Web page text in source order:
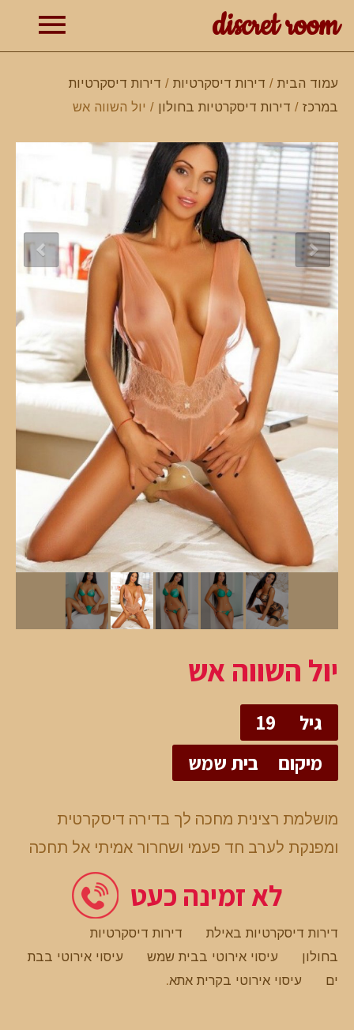
discret room
עמוד הבית / דירות דיסקרטיות / דירות דיסקרטיות
במרכז / דירות דיסקרטיות בחולון / יול השווה אש
יול השווה אש
גיל
19
מיקום
בית שמש
מושלמת רצינית מחכה לך בדירה דיסקרטית
ומפנקת לערב חד פעמי ושחרור אמיתי אל תחכה
לא זמינה כעט
דירות דיסקרטיות באילת
דירות דיסקרטיות
בחולון
עיסוי אירוטי בבית שמש
עיסוי אירוטי בבת
ים
עיסוי אירוטי בקרית אתא.